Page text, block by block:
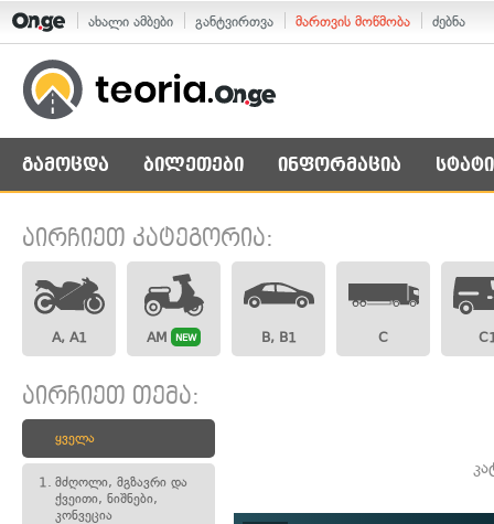
ახალი ამბები განტვირთვა მართვის მოწმობა ძებნა
გამოცდა ბილეთები ინფორმაცია
აირჩიეთ კატეგორია:
A, A1 AM NEW B, B1 C
აირჩიეთ თემა:
ყველა
1. მძღოლი, მგზავრი და
ქვეითი, ნიშნები,
კონვეცია